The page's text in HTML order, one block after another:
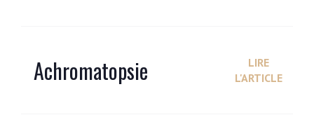
Achromatopsie
LIRE
L'ARTICLE